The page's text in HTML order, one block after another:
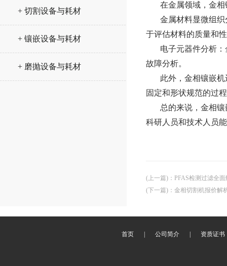
+ 切割设备与耗材
+ 镶嵌设备与耗材
+ 磨抛设备与耗材
在金属领域，金
金属材料显微组
于评估材料的质量和
电子元器件分析
故障分析。
此外，金相镶嵌
固定和形状规范的过
总的来说，金相
科研人员和技术人员
(上一篇) ： PFAS检测过滤全
(下一篇) ： 金相切割机报价解
首页 公司简介 资质证书